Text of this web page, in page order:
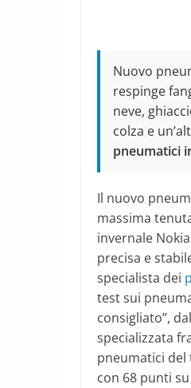
Nuovo
respinge
neve,
colza e
pneumatici
Il nuovo
massima
invernale
precisa e
specialista dei
test sui
consigliato”,
specializzata
pneumatici del
con 68 punti